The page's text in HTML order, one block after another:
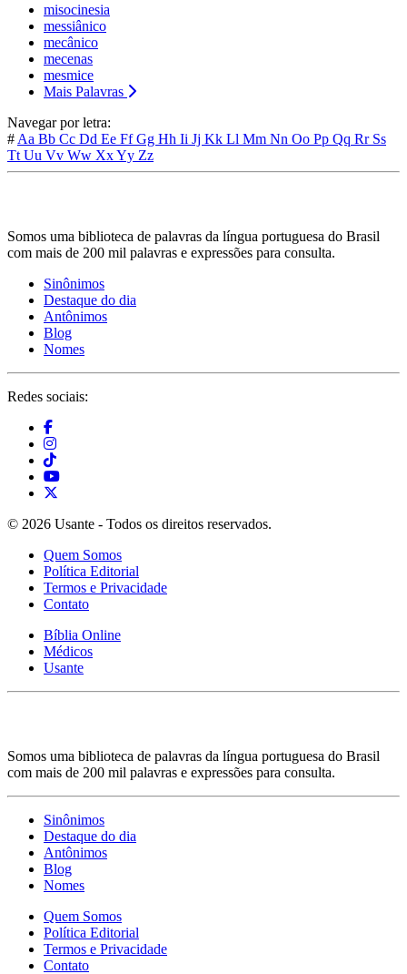
misocinesia
messiânico
mecânico
mecenas
mesmice
Mais Palavras
Navegar por letra:
# Aa Bb Cc Dd Ee FfGg Hh Ii Jj Kk Ll Mm Nn Oo Pp Qq Rr Ss
Tt Uu Vv Ww XxYy Zz
Somos uma biblioteca de palavras da língua portuguesa do Brasil
com mais de 200 mil palavras e expressões para consulta.
Sinônimos
Destaque do dia
Antônimos
Blog
Nomes
Redes sociais:
© 2026 Usante - Todos os direitos reservados.
Quem Somos
Política Editorial
Termos e Privacidade
Contato
Bíblia Online
Médicos
Usante
Somos uma biblioteca de palavras da língua portuguesa do Brasil
com mais de 200 mil palavras e expressões para consulta.
Sinônimos
Destaque do dia
Antônimos
Blog
Nomes
Quem Somos
Política Editorial
Termos e Privacidade
Contato